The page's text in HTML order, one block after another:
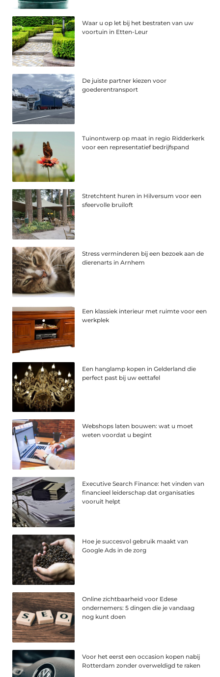
Waar u op let bij het bestraten van uw
voortuin in Etten-Leur
De juiste partner kiezen voor
goederentransport
Tuinontwerp op maat in regio Ridderkerk
voor een representatief bedrijfspand
Stretchtent huren in Hilversum voor een
sfeervolle bruiloft
Stress verminderen bij een bezoek aan de
dierenarts in Arnhem
Een klassiek interieur met ruimte voor een
werkplek
Een hanglamp kopen in Gelderland die
perfect past bij uw eettafel
Webshops laten bouwen: wat u moet
weten voordat u begint
Executive Search Finance: het vinden van
financieel leiderschap dat organisaties
vooruit helpt
Hoe je succesvol gebruik maakt van
Google Ads in de zorg
Online zichtbaarheid voor Edese
ondernemers: 5 dingen die je vandaag
nog kunt doen
Voor het eerst een occasion kopen nabij
Rotterdam zonder overweldigd te raken